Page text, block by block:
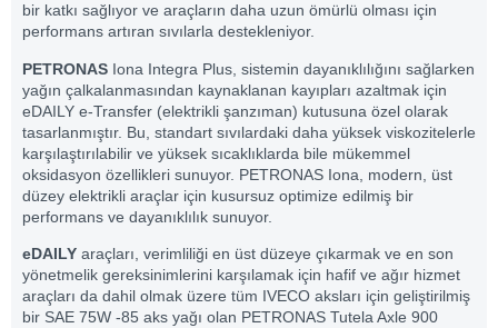
bir katkı sağlıyor ve araçların daha uzun ömürlü olması için
performans artıran sıvılarla destekleniyor.
PETRONAS Iona Integra Plus, sistemin dayanıklılığını sağlarken
yağın çalkalanmasından kaynaklanan kayıpları azaltmak için
eDAILY e-Transfer (elektrikli şanzıman) kutusuna özel olarak
tasarlanmıştır. Bu, standart sıvılardaki daha yüksek viskozitelerle
karşılaştırılabilir ve yüksek sıcaklıklarda bile mükemmel
oksidasyon özellikleri sunuyor. PETRONAS Iona, modern, üst
düzey elektrikli araçlar için kusursuz optimize edilmiş bir
performans ve dayanıklılık sunuyor.
eDAILY araçları, verimliliği en üst düzeye çıkarmak ve en son
yönetmelik gereksinimlerini karşılamak için hafif ve ağır hizmet
araçları da dahil olmak üzere tüm IVECO aksları için geliştirilmiş
bir SAE 75W -85 aks yağı olan PETRONAS Tutela Axle 900